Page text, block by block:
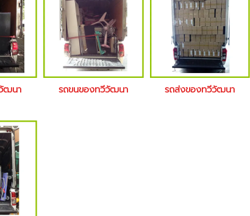
ฒนา รถขนของทวีวัฒนา รถส่งของทวีวัฒนา